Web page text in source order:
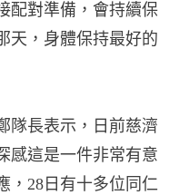
配對準備，會持續保
天，身體保持最好的
隊長表示，日前慈濟
感這是一件非常有意
，28日有十多位同仁